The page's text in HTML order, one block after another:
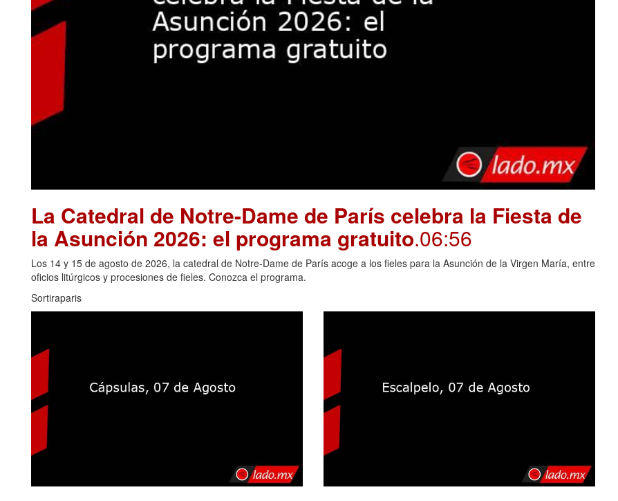
La Catedral de Notre-Dame de París celebra la Fiesta de
la Asunción 2026: el programa gratuito.06:56
Los 14 y 15 de agosto de 2026, la catedral de Notre-Dame de París acoge a los fieles para la Asunción de la Virgen María, entre
oficios litúrgicos y procesiones de fieles. Conozca el programa.
Sortiraparis